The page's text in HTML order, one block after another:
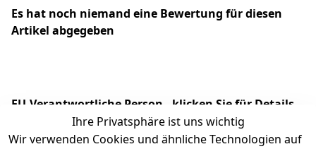
Es hat noch niemand eine Bewertung für diesen
Artikel abgegeben
EU-Verantwortliche Person - klicken Sie für Details
Ihre Privatsphäre ist uns wichtig
Wir verwenden Cookies und ähnliche Technologien auf